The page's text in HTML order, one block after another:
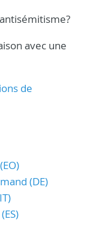
avec une
de
(DE)